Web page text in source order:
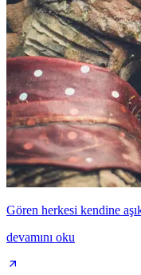
Gören herkesi kendine
devamını oku